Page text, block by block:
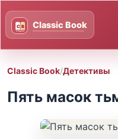
Classic Book/Детективы
Пять масок